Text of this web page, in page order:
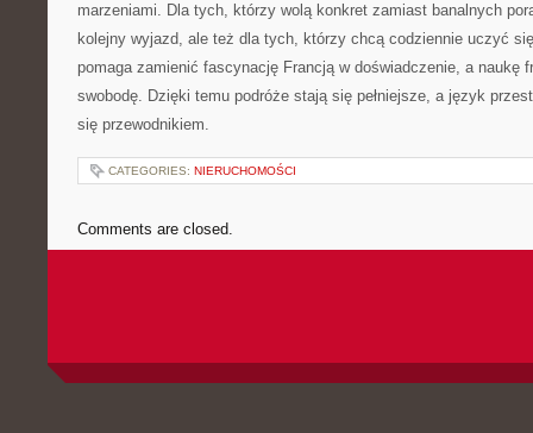
marzeniami. Dla tych, którzy wolą konkret zamiast banalnych
kolejny wyjazd, ale też dla tych, którzy chcą codziennie uczyć
pomaga zamienić fascynację Francją w doświadczenie, a naukę
swobodę. Dzięki temu podróże stają się pełniejsze, a język
się przewodnikiem.
CATEGORIES: NIERUCHOMOŚCI
Comments are closed.